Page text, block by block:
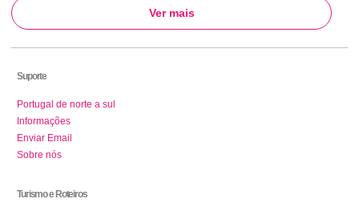
Ver mais
Suporte
Portugal de norte a sul
Informações
Enviar Email
Sobre nós
Turismo e Roteiros